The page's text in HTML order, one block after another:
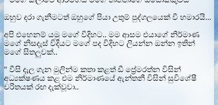
ඔහුව දරා ගැනීමටත් ඔහුගේ පියා උතුම් පුද්ගලයෙක් වී හමාරයි...
අපි එහෙනම් යමු මගේ විදිහට.. මම ආසම එයාගේ නිර්මාණ
මගේ නිසදැස් විදියට මගේ පද විදිහට ලියන්න ඔන්න ඉතින්
මගේ සිතලුවක්..
" වීසි දැල ගැන මුලින්ම කතා කළත් ඩී ප්‍රේමරත්න විසින්
අධ්‍යක්ෂණය කළ එම නිර්මාණයේ ඇන්තනී විසින් සුවිශේෂී
චරිතයක් රඟ දැක්වූවා..